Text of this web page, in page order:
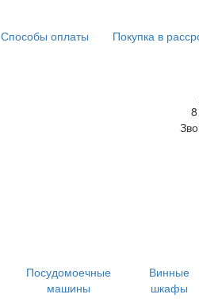
Способы оплаты Покупка в
Посудомоечные
машины
Винные
шкафы